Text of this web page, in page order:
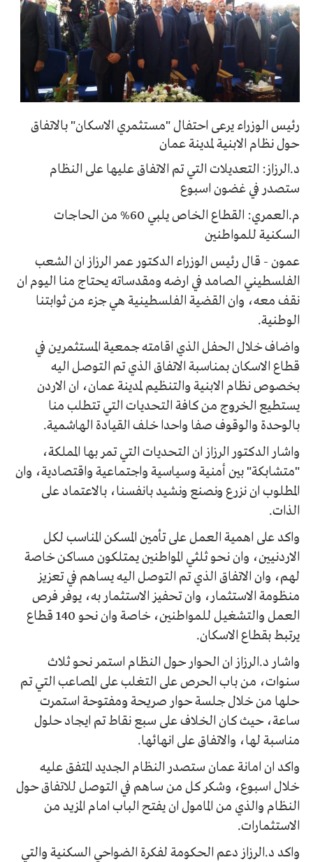
رئيس الوزراء يرعى احتفال "مستثمري الاسكان" بالاتفاق
حول نظام الابنية لمدينة عمان
د.الرزاز: التعديلات التي تم الاتفاق عليها على النظام
ستصدر في غضون اسبوع
م.العمري: القطاع الخاص يلبي 60% من الحاجات
السكنية للمواطنين
عمون - قال رئيس الوزراء الدكتور عمر الرزاز ان الشعب
الفلسطيني الصامد في ارضه ومقدساته يحتاج منا اليوم ان
نقف معه، وان القضية الفلسطينية هي جزء من ثوابتنا
الوطنية.
واضاف خلال الحفل الذي اقامته جمعية المستثمرين في
قطاع الاسكان بمناسبة الاتفاق الذي تم التوصل اليه
بخصوص نظام الابنية والتنظيم لمدينة عمان، ان الاردن
يستطيع الخروج من كافة التحديات التي تتطلب منا
بالوحدة والوقوف صفا واحدا خلف القيادة الهاشمية.
واشار الدكتور الرزاز ان التحديات التي تمر بها المملكة،
"متشابكة" بين أمنية وسياسية واجتماعية واقتصادية، وان
المطلوب ان نزرع ونصنع ونشيد بانفسنا، بالاعتماد على
الذات.
واكد على اهمية العمل على تأمين المسكن المناسب لكل
الاردنيين، وان نحو ثلثي المواطنين يمتلكون مساكن خاصة
لهم، وان الاتفاق الذي تم التوصل اليه يساهم في تعزيز
منظومة الاستثمار، وان تحفيز الاستثمار به، يوفر فرص
العمل والتشغيل للمواطنين، خاصة وان نحو 140 قطاع
يرتبط بقطاع الاسكان.
واشار د.الرزاز ان الحوار حول النظام استمر نحو ثلاث
سنوات، من باب الحرص على التغلب على المصاعب التي تم
حلها من خلال جلسة حوار صريحة ومفتوحة استمرت
ساعة، حيث كان الخلاف على سبع نقاط تم ايجاد حلول
مناسبة لها، والاتفاق على انهائها.
واكد ان امانة عمان ستصدر النظام الجديد المتفق عليه
خلال اسبوع، وشكر كل من ساهم في التوصل للاتفاق حول
النظام والذي من المامول ان يفتح الباب امام المزيد من
الاستثمارات.
واكد د.الرزاز دعم الحكومة لفكرة الضواحي السكنية والتي